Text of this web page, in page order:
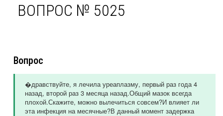
ВОПРОС № 5025
Вопрос
�дравствуйте, я лечила уреаплазму, первый раз года 4
назад, второй раз 3 месяца назад.Общий мазок всегда
плохой.Скажите, можно вылечиться совсем?И влияет ли
эта инфекция на месячные?В данный момент задержка